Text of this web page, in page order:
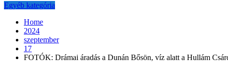
Egyéb kategória
Home
2024
szeptember
17
FOTÓK: Drámai áradás a Dunán Bősön, víz alatt a Hullám